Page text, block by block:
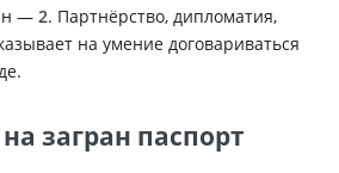
— 2. Партнёрство, дипломатия,
на умение договариваться
загран паспорт